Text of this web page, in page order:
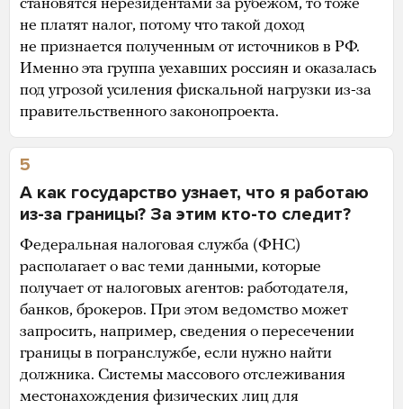
становятся нерезидентами за рубежом, то тоже
не платят налог, потому что такой доход
не признается полученным от источников в РФ.
Именно эта группа уехавших россиян и оказалась
под угрозой усиления фискальной нагрузки из-за
правительственного законопроекта.
5
А как государство узнает, что я работаю
из-за границы? За этим кто-то следит?
Федеральная налоговая служба (ФНС)
располагает о вас теми данными, которые
получает от налоговых агентов: работодателя,
банков, брокеров. При этом ведомство может
запросить, например, сведения о пересечении
границы в погранслужбе, если нужно найти
должника. Системы массового отслеживания
местонахождения физических лиц для